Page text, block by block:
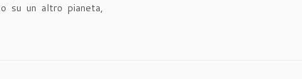
su un altro pianeta,